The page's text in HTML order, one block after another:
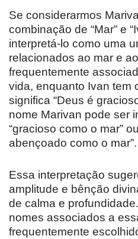
Se considerarmos
combinação de “Mar” e
interpretá-lo como uma
relacionados ao mar e
frequentemente
vida, enquanto Ivan tem
significa “Deus é
nome Marivan pode ser
“gracioso como o mar”
abençoado como o mar”.
Essa interpretação
amplitude e bênção
de calma e
nomes associados a
frequentemente